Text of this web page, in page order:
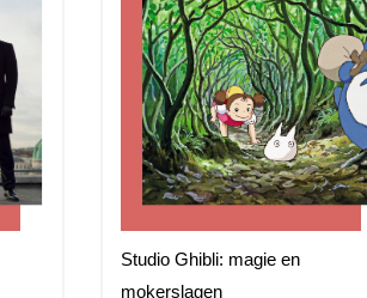
Studio Ghibli: magie en
mokerslagen